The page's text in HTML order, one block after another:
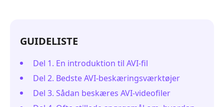
GUIDELISTE
Del 1. En introduktion til AVI-fil
Del 2. Bedste AVI-beskæringsværktøjer
Del 3. Sådan beskæres AVI-videofiler